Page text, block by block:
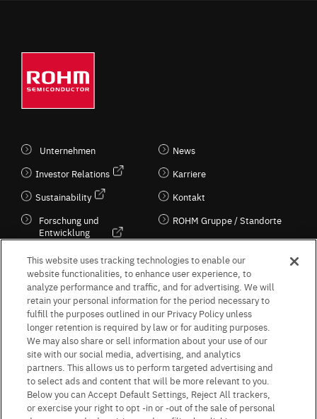
Unternehmen
Investor Relations
Sustainability
Forschung und
Entwicklung
Kultur / Wirtschaft
News
Karriere
Kontakt
ROHM Gruppe / Standorte
Follow Us
Terms & Conditions Purpose of use Privacy Policy
Site Map
AGB (Deutsche Version)
AGB (Englische Version)
Impressum
Standard terms and conditions for sales (PDF)
This website uses tracking technologies to enable our
website functionalities, to enhance user experience, to
analyze performance and traffic, and for advertising. We will
retain your personal information for the period necessary to
fulfill the purposes outlined in our Privacy Policy unless
longer retention is required by law or for auditing purposes.
We may also share or sell information about your use of our
site with our social media, advertising, and analytics
partners. This allows us to perform targeted advertising and
to select ads and content that will be more relevant to you.
Below you can Accept Default Settings, Reject All trackers,
or exercise your right to opt -in or -out of the sale of personal